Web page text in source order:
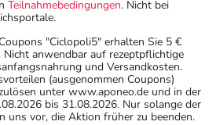
Teilnahmebedingungen. Nicht bei
"Ciclopoli5" erhalten Sie 5 €
anwendbar auf rezeptpflichtige
und Versandkosten.
(ausgenommen Coupons)
unter www.aponeo.de und in der
bis 31.08.2026. Nur solange der
uns vor, die Aktion früher zu beenden.